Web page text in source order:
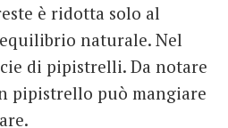
è ridotta solo al
naturale. Nel
di pipistrelli. Da notare
pipistrello può mangiare